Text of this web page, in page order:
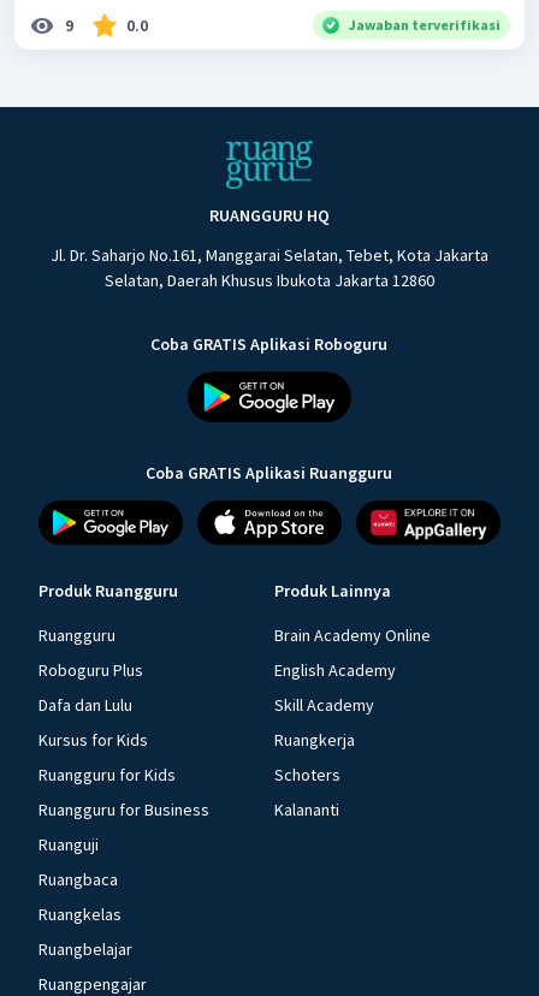
9 0.0 Jawaban terverifikasi
RUANGGURU HQ
Jl. Dr. Saharjo No.161, Manggarai Selatan, Tebet, Kota Jakarta
Selatan, Daerah Khusus Ibukota Jakarta 12860
Coba GRATIS Aplikasi Roboguru
Coba GRATIS Aplikasi Ruangguru
Produk Ruangguru
Ruangguru
Roboguru Plus
Dafa dan Lulu
Kursus for Kids
Ruangguru for Kids
Ruangguru for Business
Ruanguji
Ruangbaca
Ruangkelas
Ruangbelajar
Ruangpengajar
Produk Lainnya
Brain Academy Online
English Academy
Skill Academy
Ruangkerja
Schoters
Kalananti